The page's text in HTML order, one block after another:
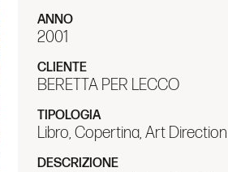
ANNO
2001
CLIENTE
BERETTA PER LECCO
TIPOLOGIA
Libro, Copertina, Art Direction
DESCRIZIONE